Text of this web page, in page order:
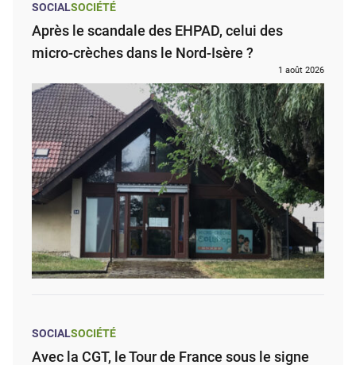
SOCIALSOCIÉTÉ
Après le scandale des EHPAD, celui des
micro-crèches dans le Nord-Isère ?
1 août 2026
SOCIALSOCIÉTÉ
Avec la CGT, le Tour de France sous le signe